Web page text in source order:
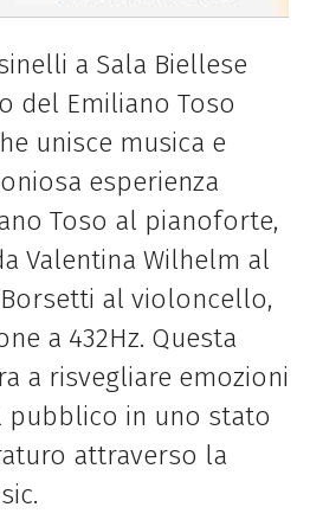
a Sala Biellese
del Emiliano Toso
unisce musica e
esperienza
Toso al pianoforte,
Valentina Wilhelm al
al violoncello,
a 432Hz. Questa
a risvegliare emozioni
pubblico in uno stato
attraverso la